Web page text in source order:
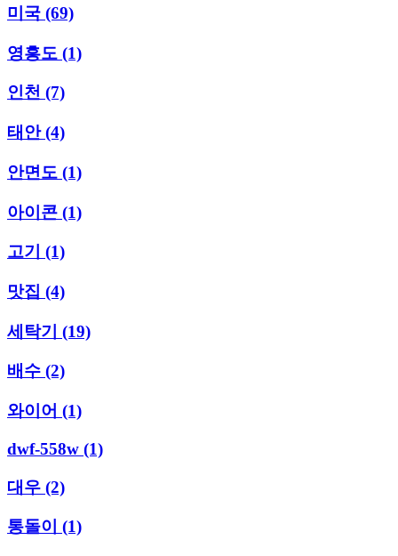
미국 (69)
영흥도 (1)
인천 (7)
태안(4)
안면도 (1)
아이콘 (1)
고기 (1)
맛집 (4)
세탁기 (19)
배수 (2)
와이어 (1)
dwf-558w (1)
대우 (2)
통돌이 (1)